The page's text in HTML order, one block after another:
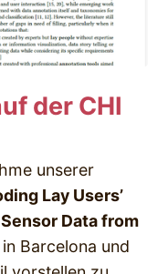
der CHI
unserer
Lay Users’
Data from
Barcelona und